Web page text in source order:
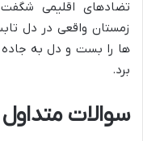
تضادهای اقلیمی
زمستان واقعی در دل
ها را بست و دل به جاده
برد.
سوالات متداول